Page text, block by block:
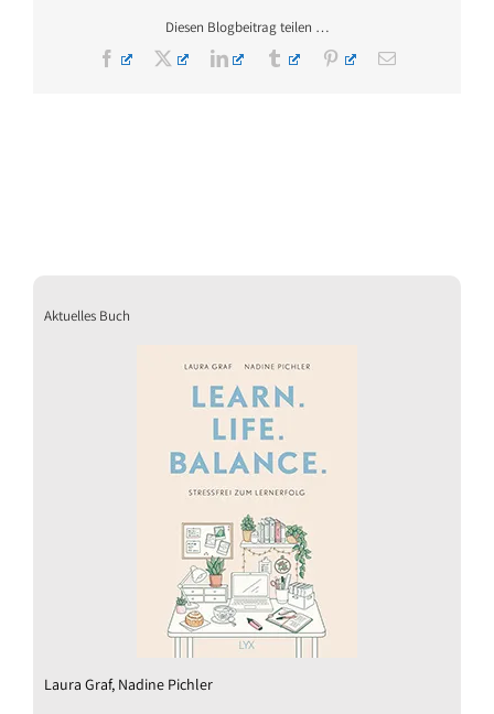
Diesen Blogbeitrag teilen …
Facebook
X LinkedInTumblr PinterestE-
Aktuelles Buch
Laura Graf, Nadine Pichler